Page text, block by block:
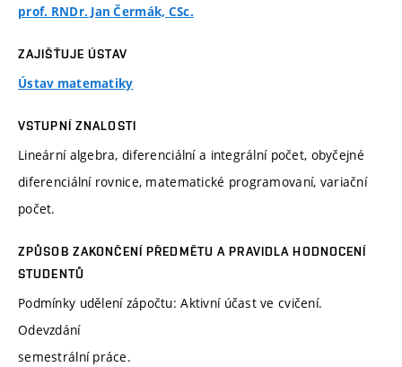
prof. RNDr. Jan Čermák, CSc.
ZAJIŠŤUJE ÚSTAV
Ústav matematiky
VSTUPNÍ ZNALOSTI
Lineární algebra, diferenciální a integrální počet, obyčejné
diferenciální rovnice, matematické programovaní, variační
počet.
ZPŮSOB ZAKONČENÍ PŘEDMĚTU A PRAVIDLA HODNOCENÍ
STUDENTŮ
Podmínky udělení zápočtu: Aktivní účast ve cvičení.
Odevzdání
semestrální práce.